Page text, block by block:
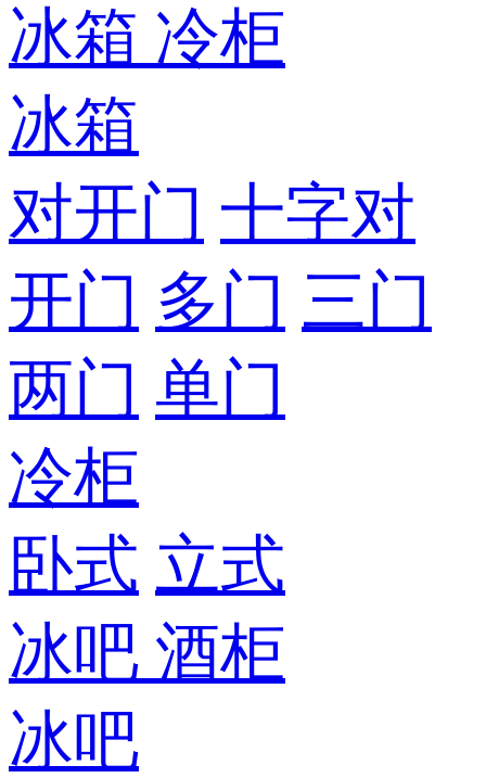
冰箱 冷柜
冰箱
对开门 十字对
开门 多门 三门
两门 单门
冷柜
卧式 立式
冰吧 酒柜
冰吧